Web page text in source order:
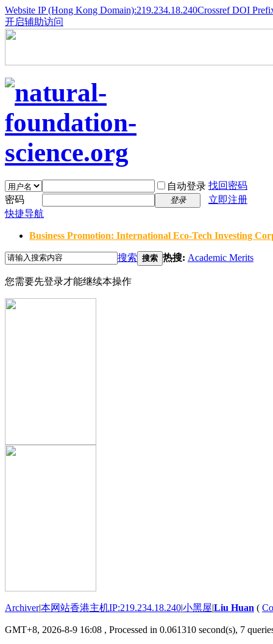
Website IP (Hong Kong Domain):219.234.18.240Crossref DOI
开启辅助访问
自动登录 找回密码
密码
登录
立即注册
快捷导航
Business Promotion: International Eco-Tech Investing
搜索 搜索 热搜: Academic Merits
您需要先登录才能继续本操作
Archiver|本网站香港主机IP:219.234.18.240|小黑屋|Liu Huan (
GMT+8, 2026-8-9 16:08 , Processed in 0.061310 second(s), 7